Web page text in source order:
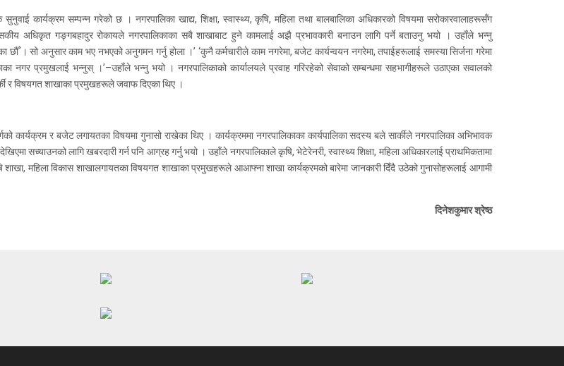
कार्यक्रम सम्पन्न गरेको छ । नगरपालिका खाद्य, शिक्षा, स्वास्थ्य, कृषि, महिला तथा बालबालिका अधिकारको विषयमा सरोकारवालाहरूसँग
अधिकृत गङ्गबहादुर रोकायले नगरपालिकाका सबै शाखाबाट हुने कामलाई अझै प्रभावकारी बनाउन लागि पर्ने बताउनु भयो । उहाँले भन्नु
छौँ । सो अनुसार काम भए नभएको अनुगमन गर्नु होला ।’ ‘कुनै कर्मचारीले काम नगरेमा, बजेट कार्यन्वयन नगरेमा, तपाईहरूलाई समस्या सिर्जना गरेमा
नगर प्रमुखलाई भन्नुस् ।’–उहाँले भन्नु भयो । नगरपालिकाको कार्यालयले प्रवाह गरिरहेको सेवाको सम्बन्धमा सहभागीहरूले उठाएका सवालको
र विषयगत शाखाका प्रमुखहरूले जवाफ दिएका थिए ।
कार्यक्रम र बजेट लगायतका विषयमा गुनासो राखेका थिए । कार्यक्रममा नगरपालिकाका कार्यपालिका सदस्य बले सार्कीले नगरपालिका अभिभावक
सच्याउनको लागि खबरदारी गर्न पनि आग्रह गर्नु भयो । उहाँले नगरपालिकाले कृषि, भेटेरेनरी, स्वास्थ्य शिक्षा, महिला अधिकारलाई प्राथमिकतामा
महिला विकास शाखालगायतका विषयगत शाखाका प्रमुखहरूले आआफ्ना शाखा कार्यक्रमको बारेमा जानकारी दिँदै उठेको गुनासोहरूलाई आगामी
दिनेशकुमार श्रेष्ठ